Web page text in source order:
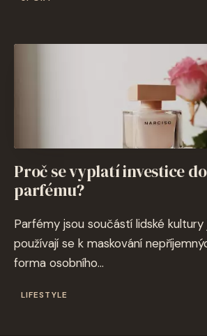
Proč se vyplatí investice
parfému?
Parfémy jsou součástí lidské
používají se k maskování
forma osobního...
LIFESTYLE